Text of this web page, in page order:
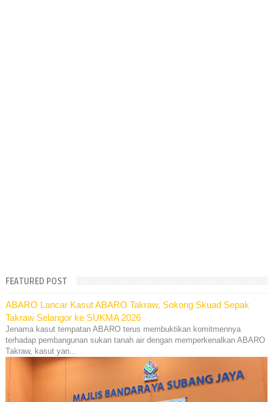
FEATURED POST
ABARO Lancar Kasut ABARO Takraw, Sokong Skuad Sepak
Takraw Selangor ke SUKMA 2026
Jenama kasut tempatan ABARO terus membuktikan komitmennya
terhadap pembangunan sukan tanah air dengan memperkenalkan ABARO
Takraw, kasut yan...